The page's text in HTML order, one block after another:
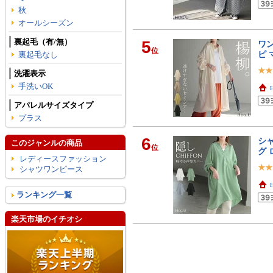
5位
ワ
ピ
6位
シ
グ
秋
オールシーズン
裏起毛（有/無）
裏起毛なし
洗濯表示
手洗いOK
アパレルサイズタイプ
プラス
このジャンルの商品
レディースファッション
シャツワンピース
ランキング一覧
楽天市場のイチオシ